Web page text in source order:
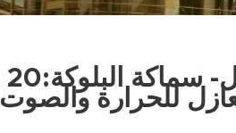
للحرارة والصوت